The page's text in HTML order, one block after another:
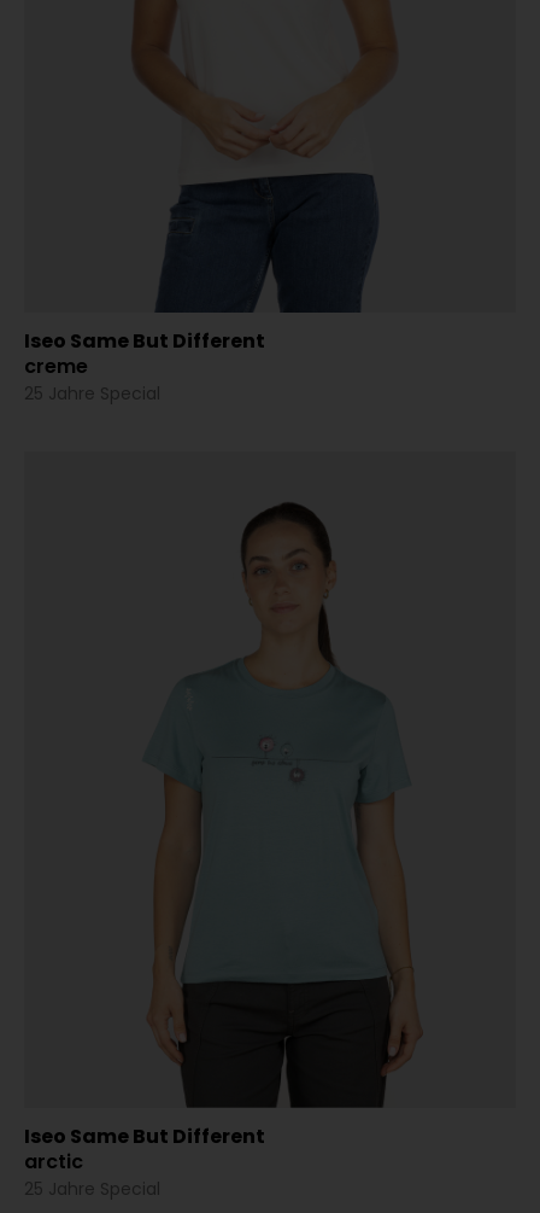
Iseo Same But Different
creme
25 Jahre Special
Iseo Same But Different
arctic
25 Jahre Special